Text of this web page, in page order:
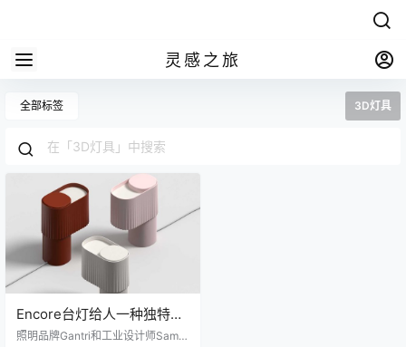
灵感之旅
全部标签 3D灯具
Encore台灯给人一种独特的
感觉
照明品牌Gantri和工业设计师Sam G